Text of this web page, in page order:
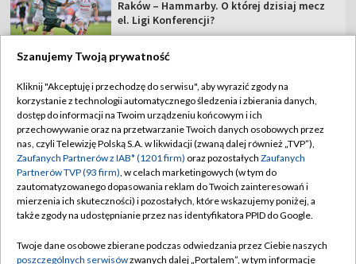
Raków – Hammarby. O której dzisiaj mecz
el. Ligi Konferencji?
TVP
Abonament TVP
Sklep TVP
Biuro Reklamy
Oferta Handlowa
Emisja w TVP
Regulamin TVP
Polityka prywatności
Moje zgody
Biuro reklamy
Szanujemy Twoją prywatność
Kliknij "Akceptuję i przechodzę do serwisu", aby wyrazić zgody na
korzystanie z technologii automatycznego śledzenia i zbierania danych,
dostęp do informacji na Twoim urządzeniu końcowym i ich
przechowywanie oraz na przetwarzanie Twoich danych osobowych przez
nas, czyli Telewizję Polską S.A. w likwidacji (zwaną dalej również „TVP”),
Zaufanych Partnerów z IAB* (1201 firm) oraz pozostałych Zaufanych
Partnerów TVP (93 firm), w celach marketingowych (w tym do
zautomatyzowanego dopasowania reklam do Twoich zainteresowań i
mierzenia ich skuteczności) i pozostałych, które wskazujemy poniżej, a
także zgody na udostępnianie przez nas identyfikatora PPID do Google.
Twoje dane osobowe zbierane podczas odwiedzania przez Ciebie naszych
poszczególnych serwisówzwanych dalej „Portalem”, w tym informacje